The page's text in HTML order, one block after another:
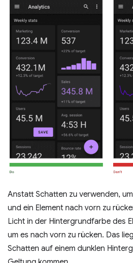
Anstatt Schatten zu verwenden,
und ein Element nach vorn zu
Licht in der Hintergrundfarbe des
um es nach vorn zu rücken. Das
Schatten auf einem dunklen